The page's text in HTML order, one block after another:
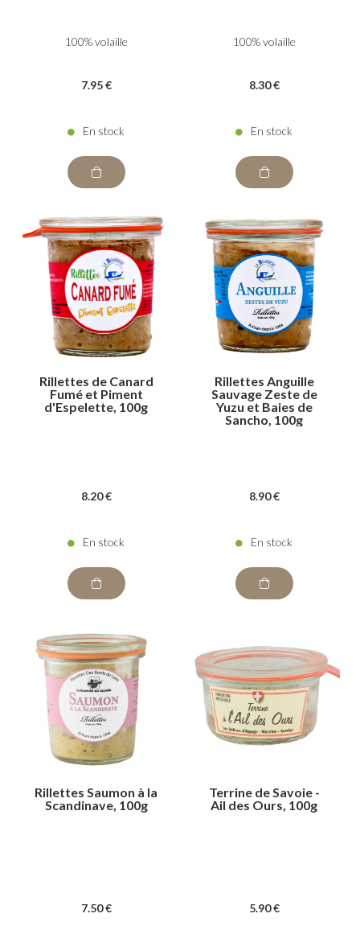
100% volaille
7.95 €
En stock
100% volaille
8.30 €
En stock
Rillettes de Canard
Fumé et Piment
d'Espelette, 100g
8.20 €
En stock
Rillettes Anguille
Sauvage Zeste de
Yuzu et Baies de
Sancho, 100g
8.90 €
En stock
Rillettes Saumon à la
Scandinave, 100g
7.50 €
Terrine de Savoie -
Ail des Ours, 100g
5.90 €